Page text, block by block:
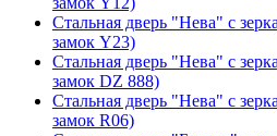
Стальная дверь "Нева" с
замок Y23)
Стальная дверь "Нева" с
замок DZ 888)
Стальная дверь "Нева" с
замок R06)